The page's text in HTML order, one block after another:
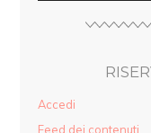
Accedi
Feed dei contenuti